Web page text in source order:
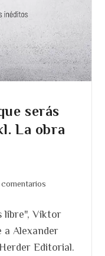
serás
La obra
libre", Viktor
a Alexander
Editorial.